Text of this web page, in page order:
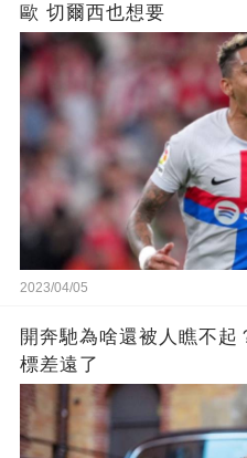
歐 切爾西也想要
2023/04/05
開奔馳為啥還被人瞧不起
標差遠了